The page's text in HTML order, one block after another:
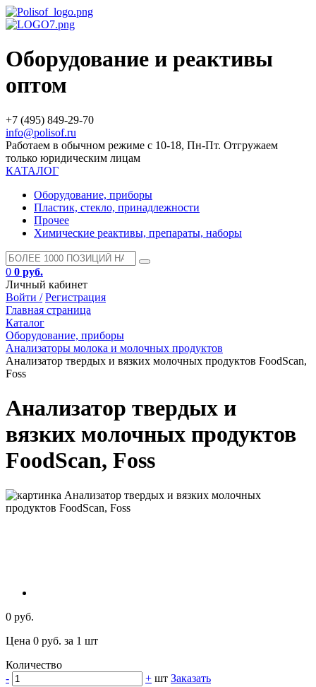
Оборудование и реактивы
оптом
+7 (495) 849-29-70
info@polisof.ru
Работаем в обычном режиме с 10-18, Пн-Пт. Отгружаем
только юридическим лицам
КАТАЛОГ
Оборудование, приборы
Пластик, стекло, принадлежности
Прочее
Химические реактивы, препараты, наборы
0 0 руб.
Личный кабинет
Войти / Регистрация
Главная страница
Каталог
Оборудование, приборы
Анализаторы молока и молочных продуктов
Анализатор твердых и вязких молочных продуктов FoodScan,
Foss
Анализатор твердых и
вязких молочных продуктов
FoodScan, Foss
0 руб.
Цена 0 руб. за 1 шт
Количество
-
+ шт Заказать